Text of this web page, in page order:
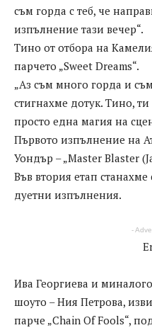
съм горда с теб, че
изпълнение тази вечер“.
Тино от отбора на
парчето „Sweet Dreams“.
„Аз съм много горда и
стигнахме дотук. Тино,
просто една магия на
Първото изпълнение на
Уондър – „Master Blaster
Във втория етап
дуетни изпълнения.
-
Ива Георгиева и
шоуто – Ния Петрова,
парче „Chain Of Fools“,